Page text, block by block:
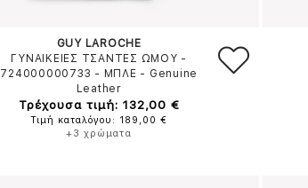
GUY LAROCHE
ΓΥΝΑΙΚΕΙΕΣ ΤΣΑΝΤΕΣ ΩΜΟΥ -
724000000733 - ΜΠΛΕ - Genuine
Leather
Τρέχουσα τιμή: 132,00 €
Τιμή καταλόγου: 189,00 €
+3 χρώματα